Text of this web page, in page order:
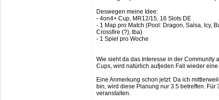
Deswegen meine Idee:
- 4on4+ Cup, MR12/15, 16 Slots DE
- 1 Map pro Match (Pool: Dragon, Salsa, Icy,
Crossfire (?), tba)
- 1 Spiel pro Woche
Wie sieht da das Interesse in der Community
Cups, wird natürlich aufjeden Fall wieder
Eine Anmerkung schon jetzt: Da ich
bin, wird diese Planung nur 3.5 betreffen.
veranstalten.